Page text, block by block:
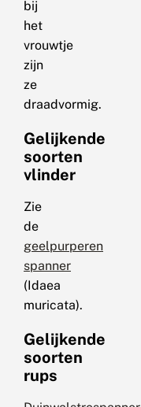
bij
het
vrouwtje
zijn
ze
draadvormig.
Gelijkende
soorten
vlinder
Zie
de
geelpurperen
spanner
(Idaea
muricata).
Gelijkende
soorten
rups